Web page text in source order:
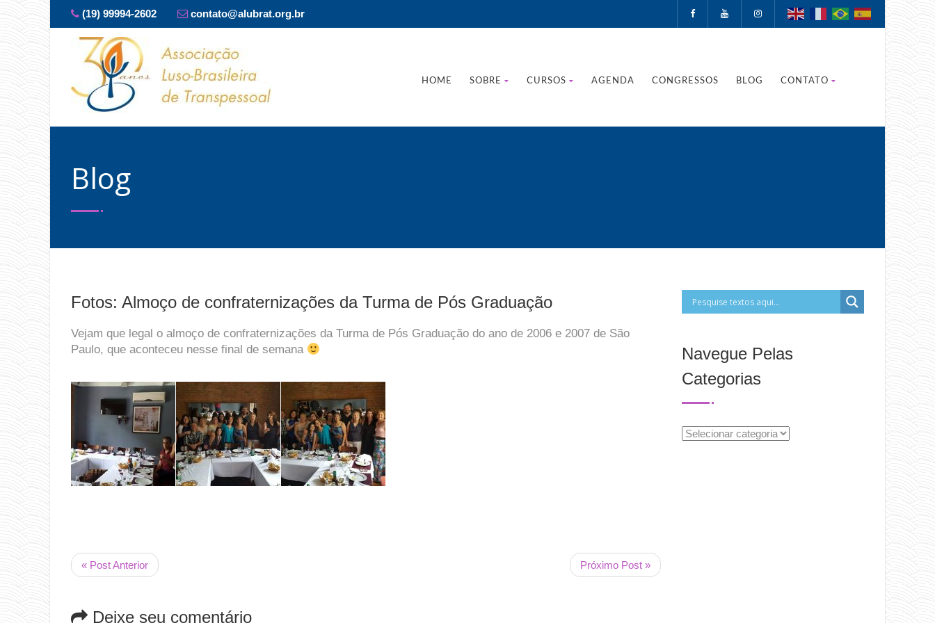
(19) 99994-2602 contato@alubrat.org.br
HOME SOBRE CURSOS AGENDA CONGRESSOS BLOG CONTATO
Blog
Fotos: Almoço de confraternizações da Turma de Pós Graduação
Vejam que legal o almoço de confraternizações da Turma de Pós Graduação do ano de 2006 e 2007 de São
Paulo, que aconteceu nesse final de semana
« Post Anterior Próximo Post »
Deixe seu comentário
Navegue Pelas
Categorias
Navegue